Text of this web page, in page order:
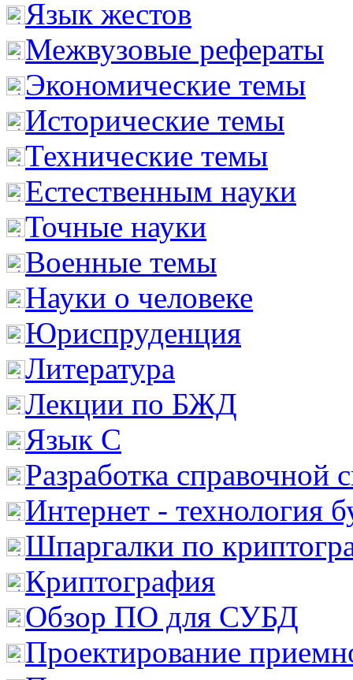
Язык жестов
Межвузовые рефераты
Экономические темы
Исторические темы
Технические темы
Естественным науки
Точные науки
Военные темы
Науки о человеке
Юриспруденция
Литература
Лекции по БЖД
Язык С
Разработка справочной
Интернет - технология
Шпаргалки по
Криптография
Обзор ПО для СУБД
Проектирование